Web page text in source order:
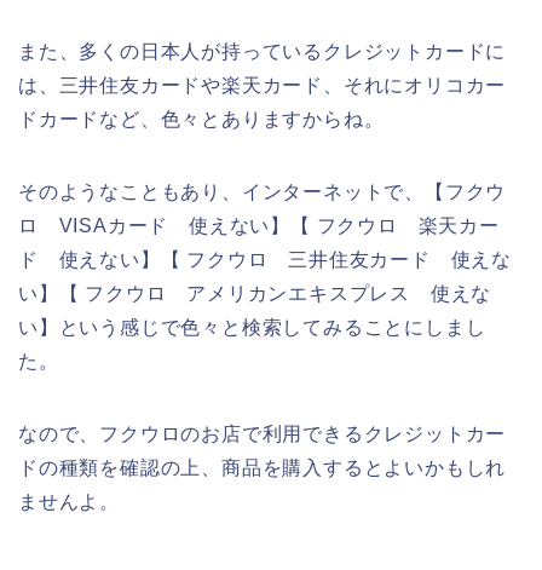
また、多くの日本人が持っているクレジットカードに
は、三井住友カードや楽天カード、それにオリコカー
ドカードなど、色々とありますからね。
そのようなこともあり、インターネットで、【フクウ
ロ VISAカード 使えない】【 フクウロ 楽天カー
ド 使えない】【 フクウロ 三井住友カード 使えな
い】【 フクウロ アメリカンエキスプレス 使えな
い】という感じで色々と検索してみることにしまし
た。
なので、フクウロのお店で利用できるクレジットカー
ドの種類を確認の上、商品を購入するとよいかもしれ
ませんよ。